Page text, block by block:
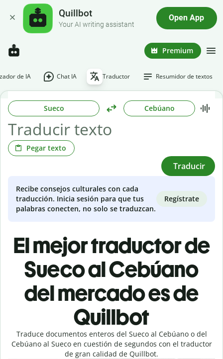
Quillbot
Your AI writing assistant
Open App
Premium
de IA Chat IA Traductor Resumidor de textos
Sueco Cebúano
Pegar texto
Traducir
Recibe consejos culturales con cada
traducción. Inicia sesión para que tus
palabras conecten, no solo se traduzcan.
Regístrate
El mejor traductor de
Sueco al Cebúano
del mercado es de
Quillbot
Traduce documentos enteros del Sueco al Cebúano o del
Cebúano al Sueco en cuestión de segundos con el traductor
de gran calidad de Quillbot.